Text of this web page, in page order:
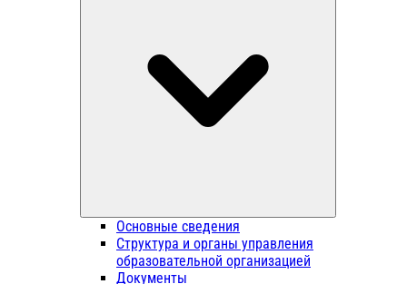
Основные сведения
Структура и органы управления
образовательной организацией
Документы